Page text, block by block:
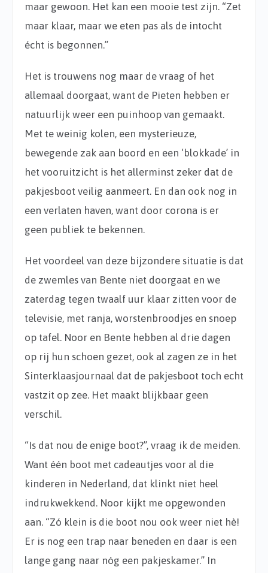
maar gewoon. Het kan een mooie test zijn. “Zet
maar klaar, maar we eten pas als de intocht
écht is begonnen.”
Het is trouwens nog maar de vraag of het
allemaal doorgaat, want de Pieten hebben er
natuurlijk weer een puinhoop van gemaakt.
Met te weinig kolen, een mysterieuze,
bewegende zak aan boord en een ‘blokkade’ in
het vooruitzicht is het allerminst zeker dat de
pakjesboot veilig aanmeert. En dan ook nog in
een verlaten haven, want door corona is er
geen publiek te bekennen.
Het voordeel van deze bijzondere situatie is dat
de zwemles van Bente niet doorgaat en we
zaterdag tegen twaalf uur klaar zitten voor de
televisie, met ranja, worstenbroodjes en snoep
op tafel. Noor en Bente hebben al drie dagen
op rij hun schoen gezet, ook al zagen ze in het
Sinterklaasjournaal dat de pakjesboot toch echt
vastzit op zee. Het maakt blijkbaar geen
verschil.
“Is dat nou de enige boot?”, vraag ik de meiden.
Want één boot met cadeautjes voor al die
kinderen in Nederland, dat klinkt niet heel
indrukwekkend. Noor kijkt me opgewonden
aan. “Zó klein is die boot nou ook weer niet hè!
Er is nog een trap naar beneden en daar is een
lange gang naar nóg een pakjeskamer.” In